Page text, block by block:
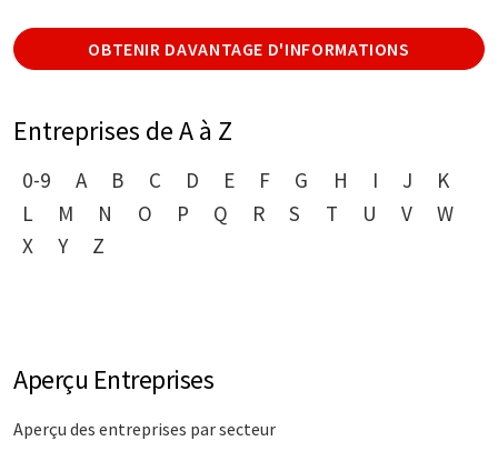
OBTENIR DAVANTAGE D'INFORMATIONS
Entreprises de A à Z
0-9 A B C D E F G H I J
K
L
M N O P Q R S T U V
W
X
Y Z
Aperçu Entreprises
Aperçu des entreprises par secteur